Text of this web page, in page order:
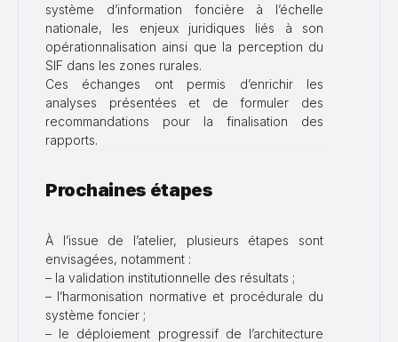
système d’information foncière à l’échelle
nationale, les enjeux juridiques liés à son
opérationnalisation ainsi que la perception du
SIF dans les zones rurales.
Ces échanges ont permis d’enrichir les
analyses présentées et de formuler des
recommandations pour la finalisation des
rapports.
Prochaines étapes
À l’issue de l’atelier, plusieurs étapes sont
envisagées, notamment :
– la validation institutionnelle des résultats ;
– l’harmonisation normative et procédurale du
système foncier ;
– le déploiement progressif de l’architecture